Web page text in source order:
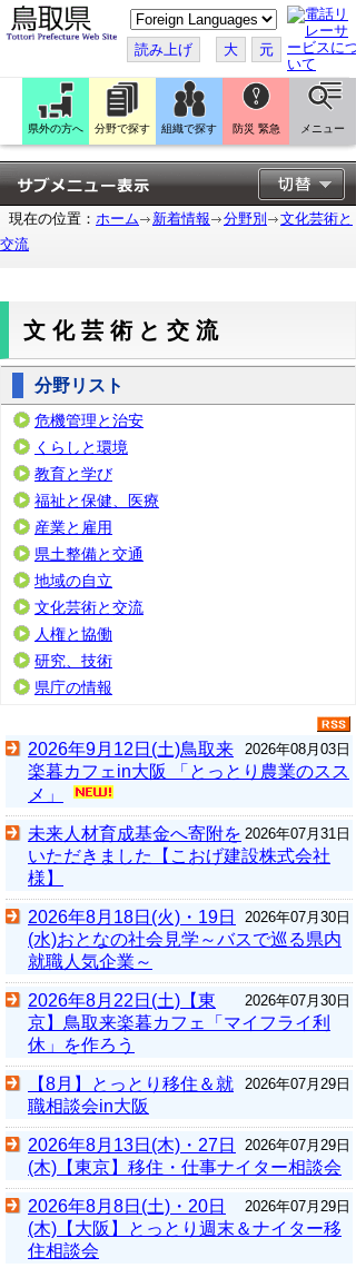
こ
の
ペ
ー
ジ
翻
訳
す
る
読み上げ 大 元
県外の方へ 分野で探す 組織で探す 防災 緊急 メニュー
現在の位置： ホーム 新着情報 分野別
文化芸術と
交流
文化芸術と交流
分野リスト
危機管理と治安
くらしと環境
教育と学び
福祉と保健、医療
産業と雇用
県土整備と交通
地域の自立
文化芸術と交流
人権と協働
研究、技術
県庁の情報
2026年08月03日
2026年9月12日(土)鳥取来
楽暮カフェin大阪 「とっとり農業のスス
メ」
2026年07月31日
未来人材育成基金へ寄附を
いただきました【こおげ建設株式会社
様】
2026年07月30日
2026年8月18日(火)・19日
(水)おとなの社会見学～バスで巡る県内
就職人気企業～
2026年07月30日
2026年8月22日(土)【東
京】鳥取来楽暮カフェ「マイフライ利
休」を作ろう
2026年07月29日
【8月】とっとり移住＆就
職相談会in大阪
2026年07月29日
2026年8月13日(木)・27日
(木)【東京】移住・仕事ナイター相談会
2026年07月29日
2026年8月8日(土)・20日
(木)【大阪】とっとり週末＆ナイター移
住相談会